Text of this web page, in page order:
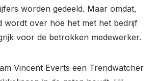
worden gedeeld. Maar omdat,
wordt over hoe het met het bedrijf
voor de betrokken medewerker.
Vincent Everts een Trendwatcher